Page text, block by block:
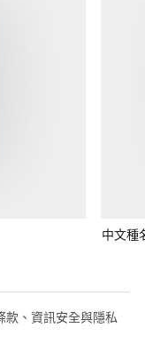
中文種
款、資訊安全與隱私